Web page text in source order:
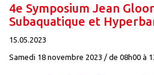
4e Symposium Jean
Subaquatique et
15.05.2023
Samedi 18 novembre 2023 / de 08h00 à